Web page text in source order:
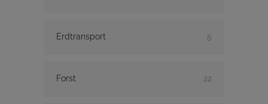
Erdtransport 5
Forst 22